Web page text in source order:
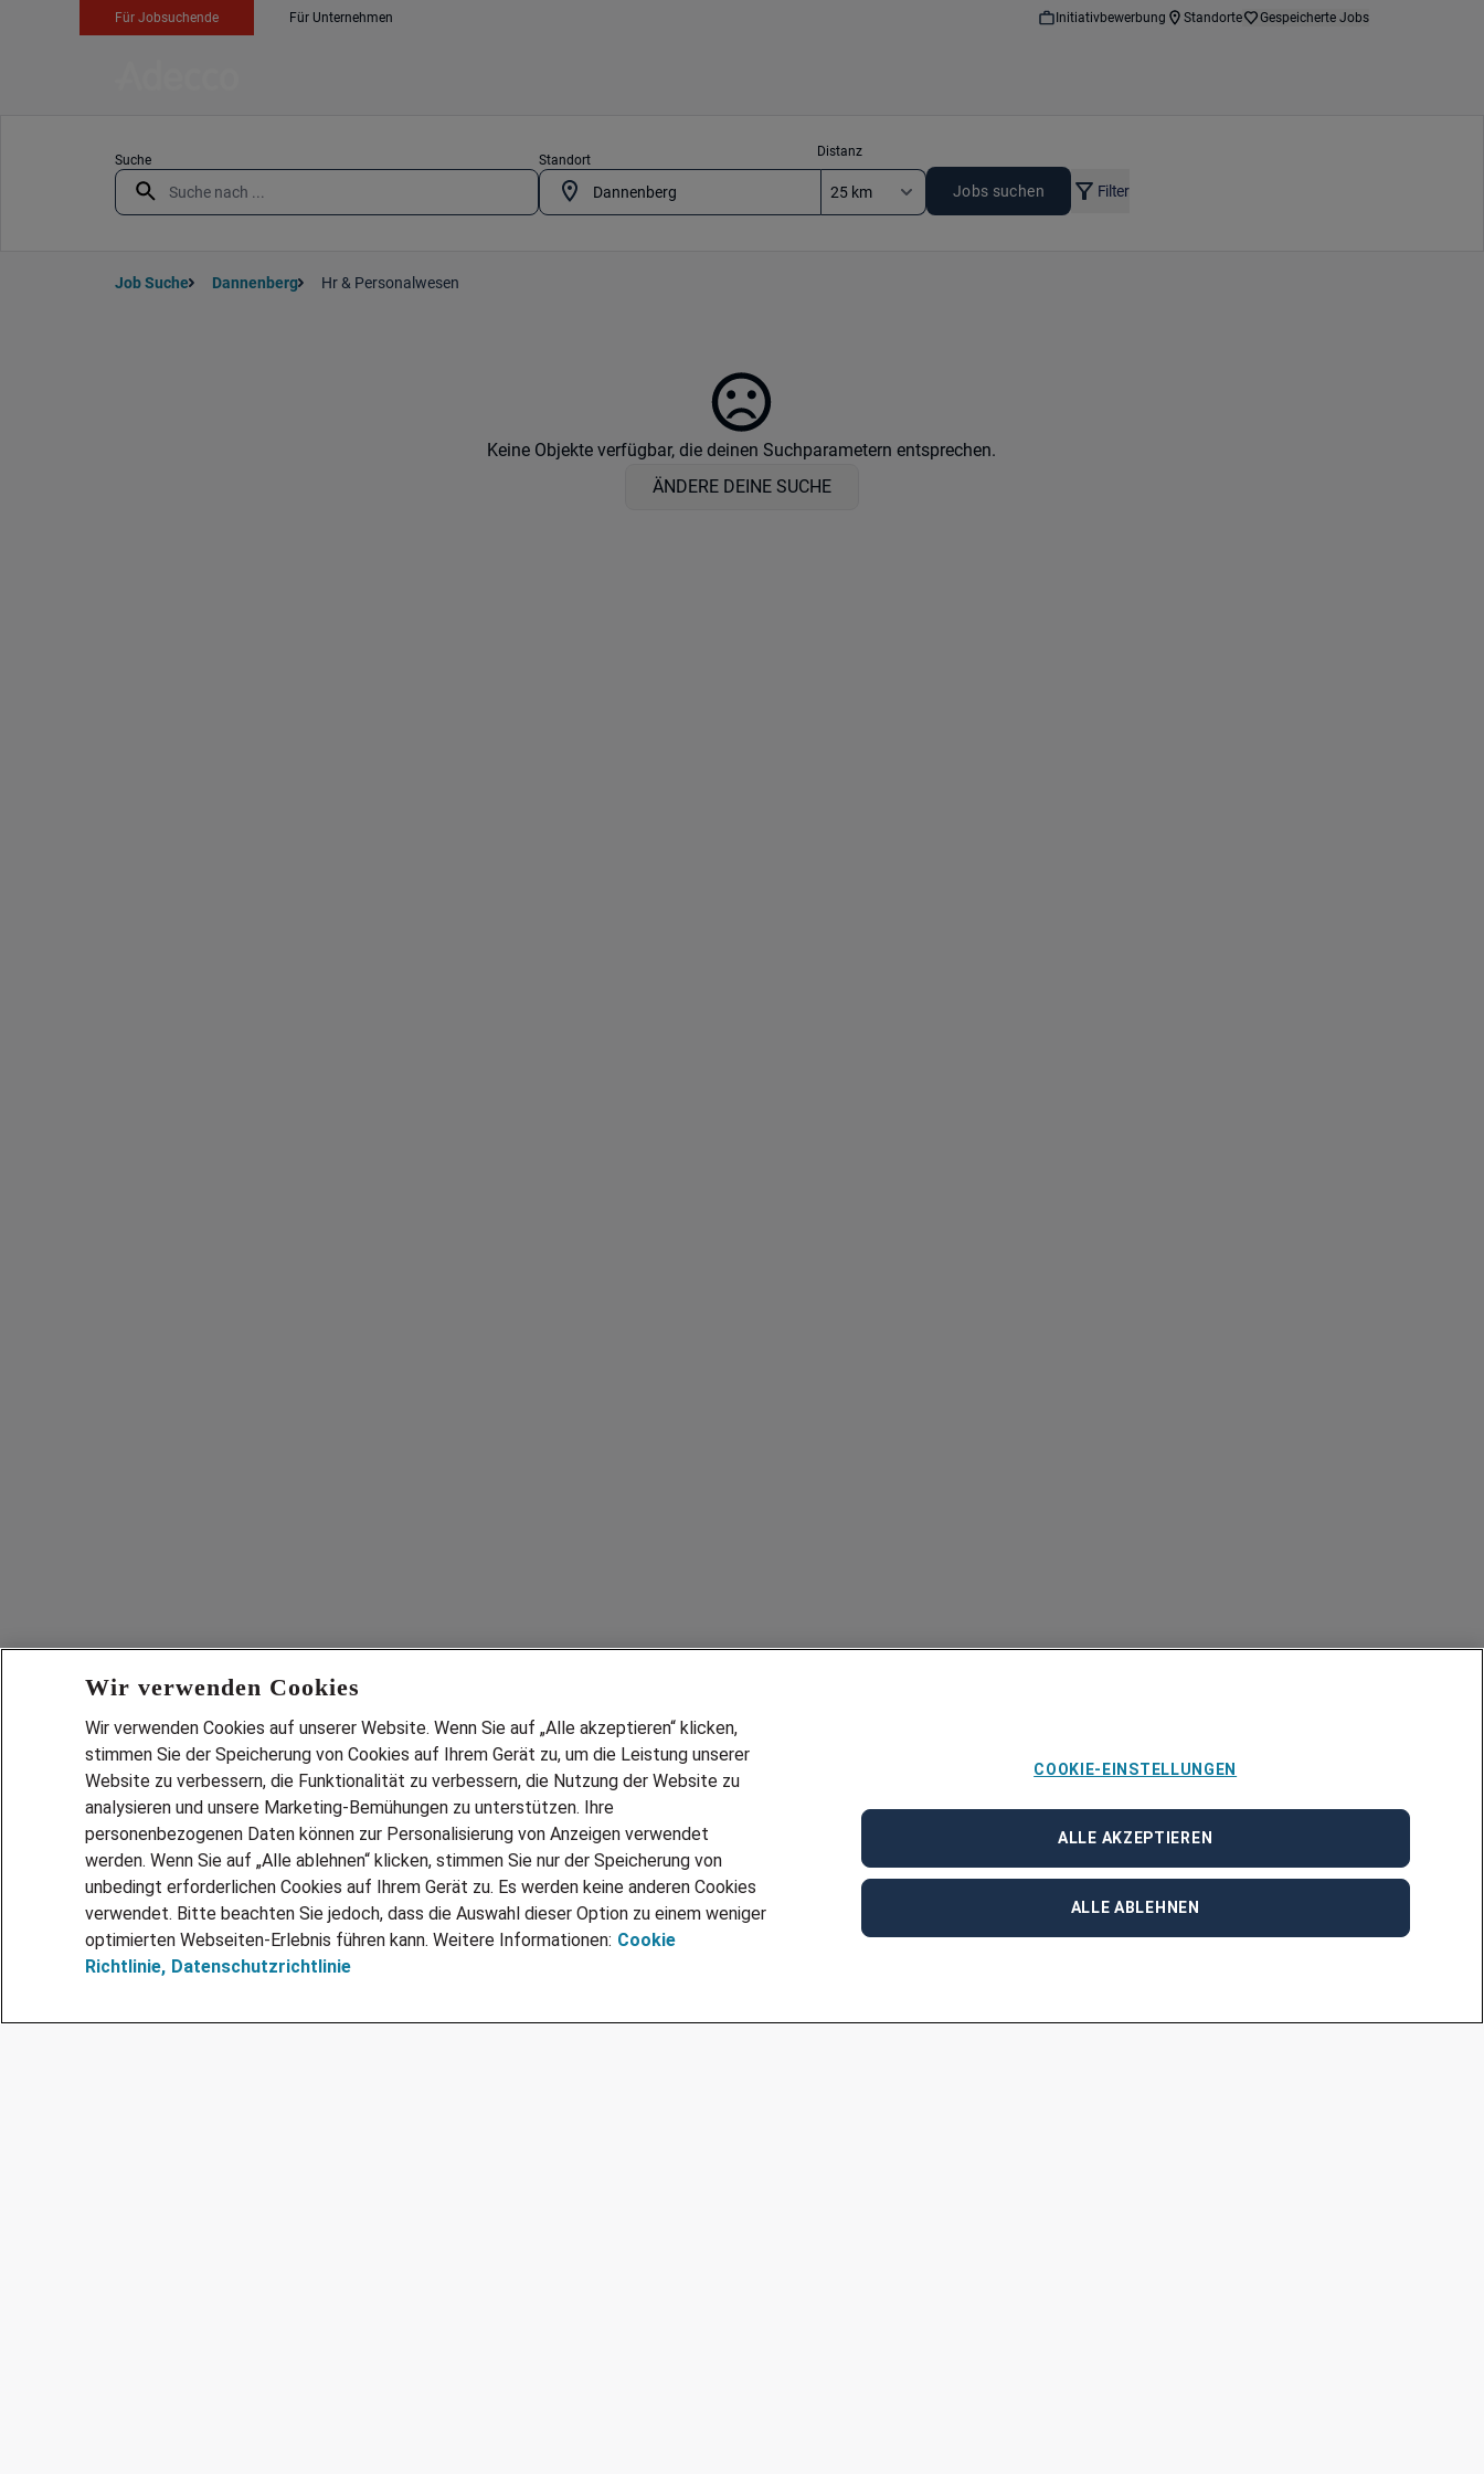
Für Jobsuchende Für Unternehmen Initiativbewerbung Standorte Gespeicherte Jobs
Suche Standort
Distanz
Jobs suchen Filter
Job Suche Dannenberg Hr & Personalwesen
Keine Objekte verfügbar, die deinen Suchparametern entsprechen.
ÄNDERE DEINE SUCHE
Wir verwenden Cookies
Wir verwenden Cookies auf unserer Website. Wenn Sie auf „Alle akzeptieren“ klicken,
stimmen Sie der Speicherung von Cookies auf Ihrem Gerät zu, um die Leistung unserer
Website zu verbessern, die Funktionalität zu verbessern, die Nutzung der Website zu
analysieren und unsere Marketing-Bemühungen zu unterstützen. Ihre
personenbezogenen Daten können zur Personalisierung von Anzeigen verwendet
werden. Wenn Sie auf „Alle ablehnen“ klicken, stimmen Sie nur der Speicherung von
unbedingt erforderlichen Cookies auf Ihrem Gerät zu. Es werden keine anderen Cookies
verwendet. Bitte beachten Sie jedoch, dass die Auswahl dieser Option zu einem weniger
optimierten Webseiten-Erlebnis führen kann. Weitere Informationen: Cookie
Richtlinie, Datenschutzrichtlinie
COOKIE-EINSTELLUNGEN
ALLE ABLEHNEN
ALLE AKZEPTIEREN